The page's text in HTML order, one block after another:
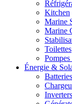
Kitchen
Marine
Marine
Toilettes
Pompes
Énergie &
Batteries